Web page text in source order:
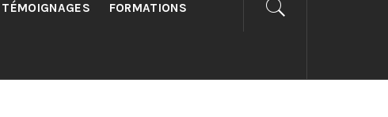
TÉMOIGNAGES FORMATIONS